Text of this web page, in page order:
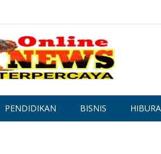
PENDIDIKAN BISNIS